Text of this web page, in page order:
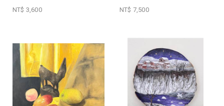
NT$ 3,600 NT$ 7,500